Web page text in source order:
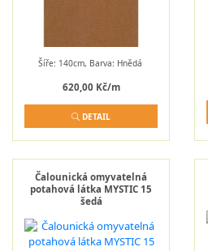
Šíře: 140cm, Barva: Hnědá
620,00 Kč/m
DETAIL
Čalounická omyvatelná
potahová látka MYSTIC 15
šedá